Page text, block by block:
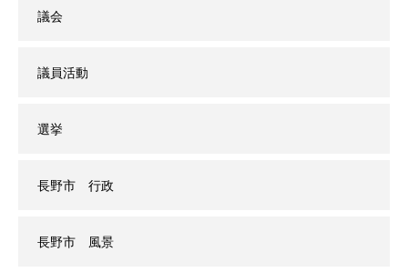
議会
議員活動
選挙
長野市 行政
長野市 風景